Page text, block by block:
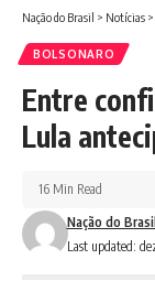
Nação do Brasil > Notícias >
BOLSONARO
Entre
Lula
Last updated:
Nação do
16 Min Read